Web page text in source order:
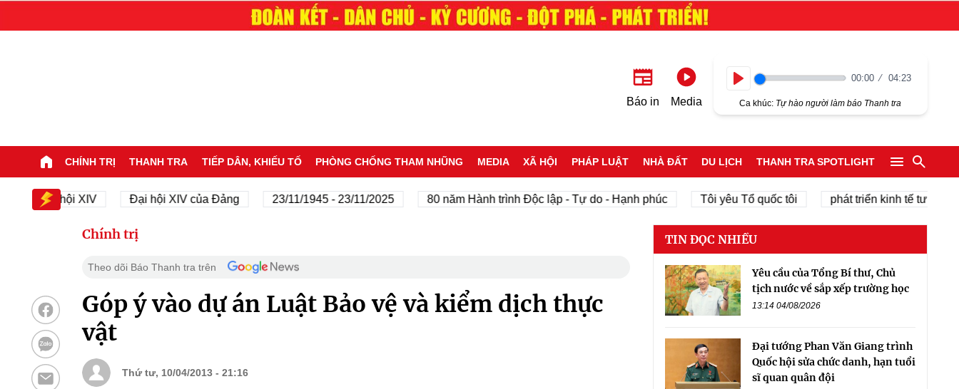
Báo in Media
00:00 04:23
Ca khúc: Tự hào người làm báo Thanh tra
CHÍNH TRỊ THANH TRA TIẾP DÂN, KHIẾU TỐ PHÒNG CHỐNG THAM NHŨNG MEDIA XÃ HỘI PHÁP LUẬT NHÀ ĐẤT DU LỊCH THANH TRA SPOTLIGHT
Đại hội XIV Đại hội XIV của Đảng 23/11/1945 - 23/11/2025 80 năm Hành trình Độc lập - Tự do - Hạnh phúc Tôi yêu Tổ quốc tôi phát triển kinh tế tư nhân
Chính trị
Theo dõi Báo Thanh tra trên
Góp ý vào dự án Luật Bảo vệ và kiểm dịch thực
vật
Thứ tư, 10/04/2013 - 21:16
TIN ĐỌC NHIỀU
Yêu cầu của Tổng Bí thư, Chủ
tịch nước về sắp xếp trường học
13:14 04/08/2026
Đại tướng Phan Văn Giang trình
Quốc hội sửa chức danh, hạn tuổi
sĩ quan quân đội